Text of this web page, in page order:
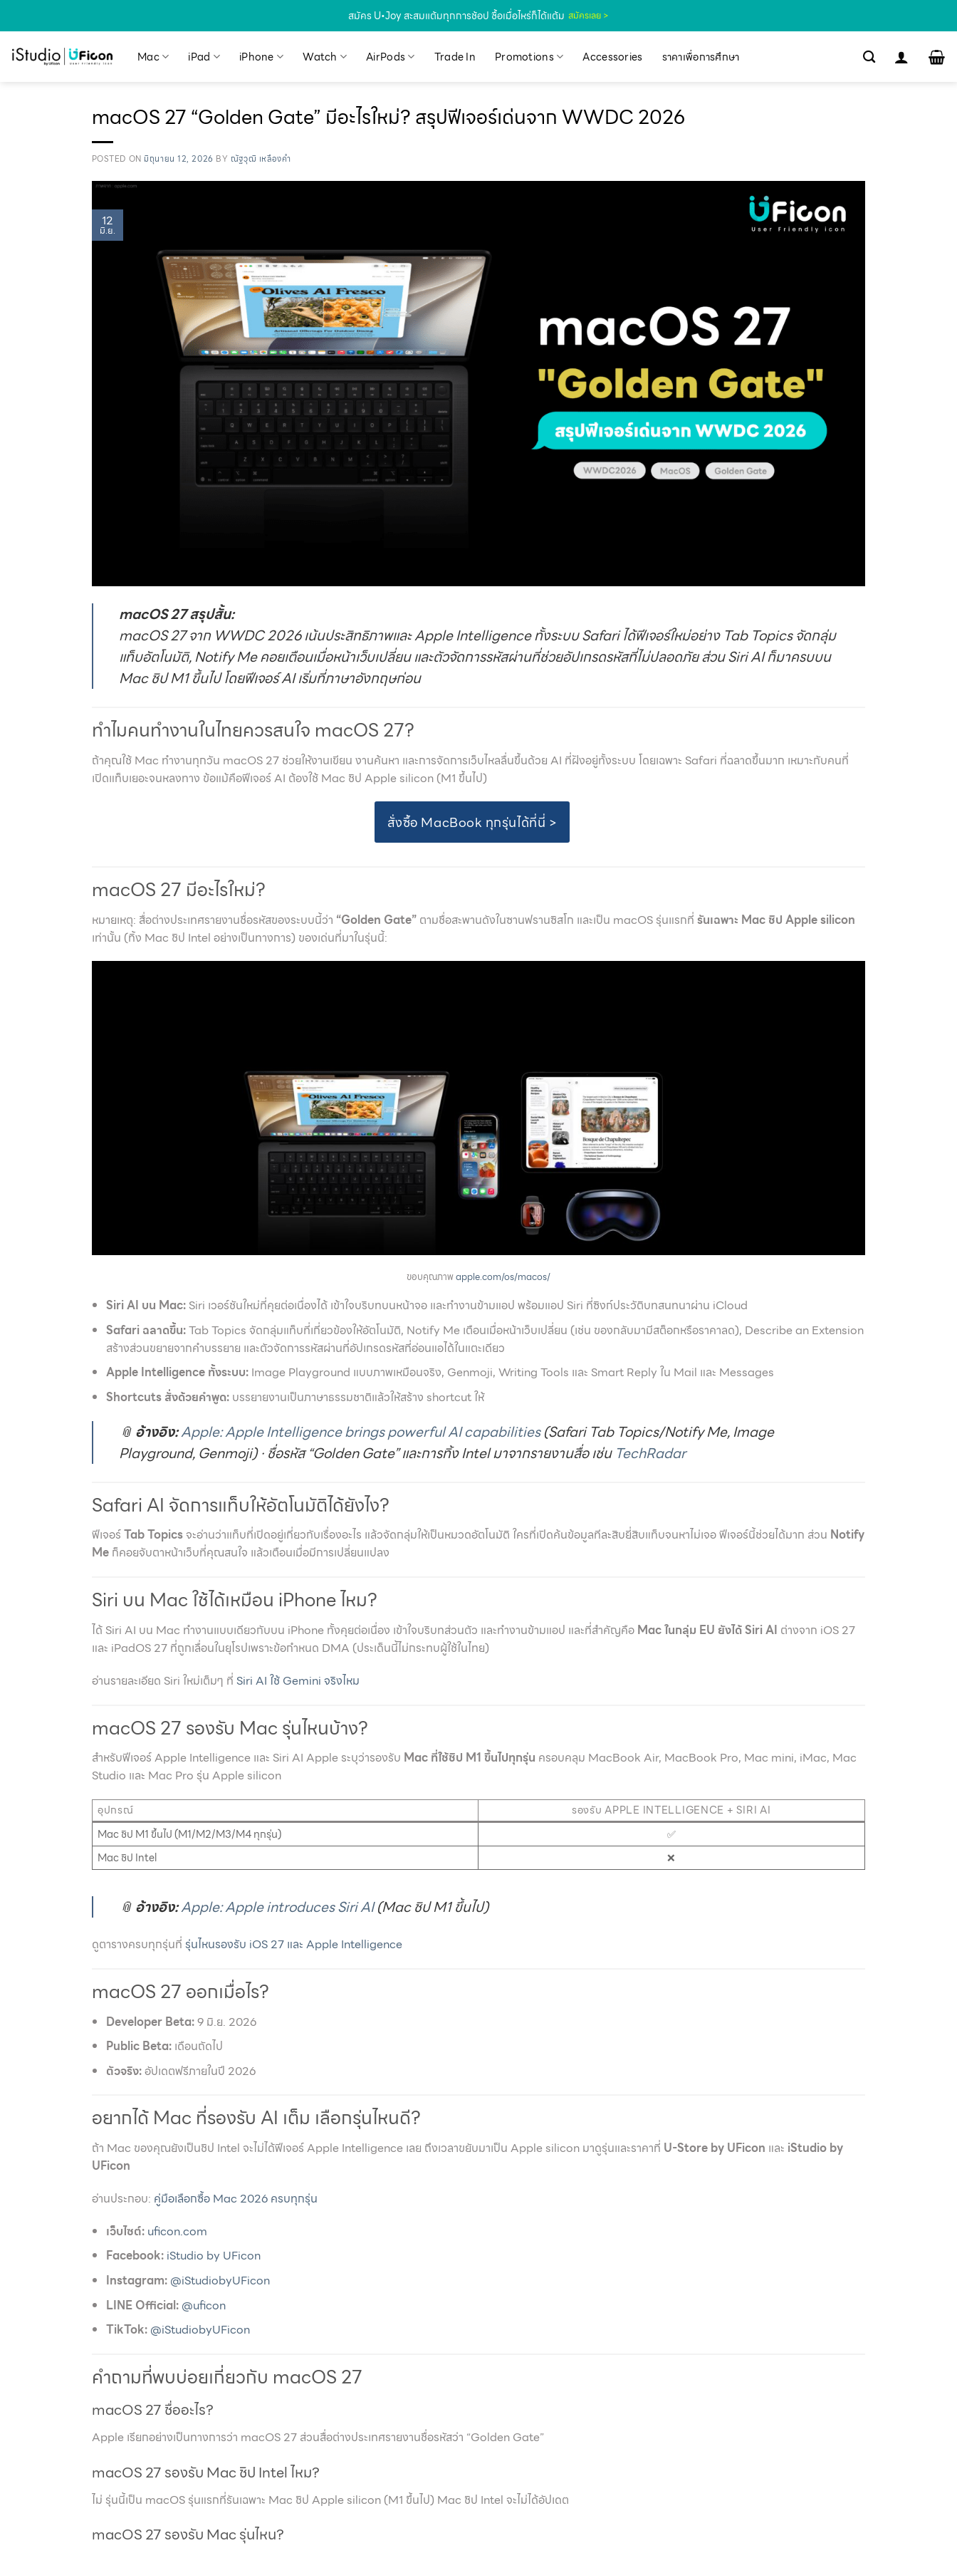
สมัคร U•Joy สะสมแต้มทุกการช้อป ซื้อเมื่อไหร่ก็ได้แต้ม สมัครเลย >
Mac iPad iPhone Watch AirPods Trade In Promotions Accessories ราคาเพื่อการศึกษา
macOS 27 “Golden Gate” มีอะไรใหม่? สรุปฟีเจอร์เด่นจาก WWDC 2026
POSTED ON มิถุนายน 12, 2026 BY ณัฐวุฒิ เหลืองคำ
12
มิ.ย.
macOS 27 สรุปสั้น:
macOS 27 จาก WWDC 2026 เน้นประสิทธิภาพและ Apple Intelligence ทั้งระบบ Safari ได้ฟีเจอร์ใหม่อย่าง Tab Topics จัดกลุ่ม
แท็บอัตโนมัติ, Notify Me คอยเตือนเมื่อหน้าเว็บเปลี่ยน และตัวจัดการรหัสผ่านที่ช่วยอัปเกรดรหัสที่ไม่ปลอดภัย ส่วน Siri AI ก็มาครบบน
Mac ชิป M1 ขึ้นไป โดยฟีเจอร์ AI เริ่มที่ภาษาอังกฤษก่อน
ทำไมคนทำงานในไทยควรสนใจ macOS 27?
ถ้าคุณใช้ Mac ทำงานทุกวัน macOS 27 ช่วยให้งานเขียน งานค้นหา และการจัดการเว็บไหลลื่นขึ้นด้วย AI ที่ฝังอยู่ทั้งระบบ โดยเฉพาะ Safari ที่ฉลาดขึ้นมาก เหมาะกับคนที่
เปิดแท็บเยอะจนหลงทาง ข้อแม้คือฟีเจอร์ AI ต้องใช้ Mac ชิป Apple silicon (M1 ขึ้นไป)
สั่งซื้อ MacBook ทุกรุ่นได้ที่นี่ >
macOS 27 มีอะไรใหม่?
หมายเหตุ: สื่อต่างประเทศรายงานชื่อรหัสของระบบนี้ว่า “Golden Gate” ตามชื่อสะพานดังในซานฟรานซิสโก และเป็น macOS รุ่นแรกที่ รันเฉพาะ Mac ชิป Apple silicon
เท่านั้น (ทิ้ง Mac ชิป Intel อย่างเป็นทางการ) ของเด่นที่มาในรุ่นนี้:
ขอบคุณภาพapple.com/os/macos/
Siri AI บน Mac: Siri เวอร์ชันใหม่ที่คุยต่อเนื่องได้ เข้าใจบริบทบนหน้าจอ และทำงานข้ามแอป พร้อมแอป Siri ที่ซิงก์ประวัติบทสนทนาผ่าน iCloud
Safari ฉลาดขึ้น:Tab Topics จัดกลุ่มแท็บที่เกี่ยวข้องให้อัตโนมัติ, Notify Me เตือนเมื่อหน้าเว็บเปลี่ยน (เช่น ของกลับมามีสต็อกหรือราคาลด), Describe an Extension
สร้างส่วนขยายจากคำบรรยาย และตัวจัดการรหัสผ่านที่อัปเกรดรหัสที่อ่อนแอได้ในแตะเดียว
Apple Intelligence ทั้งระบบ: Image Playground แบบภาพเหมือนจริง, Genmoji, Writing Tools และ Smart Reply ใน Mail และ Messages
Shortcuts สั่งด้วยคำพูด: บรรยายงานเป็นภาษาธรรมชาติแล้วให้สร้าง shortcut ให้
📎 อ้างอิง:Apple: Apple Intelligence brings powerful AI capabilities(Safari Tab Topics/Notify Me, Image
Playground, Genmoji) · ชื่อรหัส “Golden Gate” และการทิ้ง Intel มาจากรายงานสื่อ เช่น TechRadar
Safari AI จัดการแท็บให้อัตโนมัติได้ยังไง?
ฟีเจอร์Tab Topicsจะอ่านว่าแท็บที่เปิดอยู่เกี่ยวกับเรื่องอะไร แล้วจัดกลุ่มให้เป็นหมวดอัตโนมัติ ใครที่เปิดค้นข้อมูลทีละสิบยี่สิบแท็บจนหาไม่เจอ ฟีเจอร์นี้ช่วยได้มาก ส่วน Notify
Meก็คอยจับตาหน้าเว็บที่คุณสนใจ แล้วเตือนเมื่อมีการเปลี่ยนแปลง
Siri บน Mac ใช้ได้เหมือน iPhone ไหม?
ได้ Siri AI บน Mac ทำงานแบบเดียวกับบน iPhone ทั้งคุยต่อเนื่อง เข้าใจบริบทส่วนตัว และทำงานข้ามแอป และที่สำคัญคือ Mac ในกลุ่ม EU ยังได้ Siri AI ต่างจาก iOS 27
และ iPadOS 27 ที่ถูกเลื่อนในยุโรปเพราะข้อกำหนด DMA (ประเด็นนี้ไม่กระทบผู้ใช้ในไทย)
อ่านรายละเอียด Siri ใหม่เต็มๆ ที่ Siri AI ใช้ Gemini จริงไหม
macOS 27 รองรับ Mac รุ่นไหนบ้าง?
สำหรับฟีเจอร์ Apple Intelligence และ Siri AI Apple ระบุว่ารองรับ Mac ที่ใช้ชิป M1 ขึ้นไปทุกรุ่น ครอบคลุม MacBook Air, MacBook Pro, Mac mini, iMac, Mac
Studio และ Mac Pro รุ่น Apple silicon
อุปกรณ์
รองรับ APPLE INTELLIGENCE + SIRI AI
Mac ชิป M1 ขึ้นไป (M1/M2/M3/M4 ทุกรุ่น)
✅
Mac ชิป Intel
❌
📎 อ้างอิง:Apple: Apple introduces Siri AI(Mac ชิป M1 ขึ้นไป)
ดูตารางครบทุกรุ่นที่ รุ่นไหนรองรับ iOS 27 และ Apple Intelligence
macOS 27 ออกเมื่อไร?
Developer Beta:9 มิ.ย. 2026
Public Beta: เดือนถัดไป
ตัวจริง:อัปเดตฟรีภายในปี 2026
อยากได้ Mac ที่รองรับ AI เต็ม เลือกรุ่นไหนดี?
ถ้า Mac ของคุณยังเป็นชิป Intel จะไม่ได้ฟีเจอร์ Apple Intelligence เลย ถึงเวลาขยับมาเป็น Apple silicon มาดูรุ่นและราคาที่ U-Store by UFicon และ iStudio by
UFicon
อ่านประกอบ: คู่มือเลือกซื้อ Mac 2026 ครบทุกรุ่น
เว็บไซต์: uficon.com
Facebook: iStudio by UFicon
Instagram: @iStudiobyUFicon
LINE Official: @uficon
TikTok: @iStudiobyUFicon
คำถามที่พบบ่อยเกี่ยวกับ macOS 27
macOS 27 ชื่ออะไร?
Apple เรียกอย่างเป็นทางการว่า macOS 27 ส่วนสื่อต่างประเทศรายงานชื่อรหัสว่า “Golden Gate”
macOS 27 รองรับ Mac ชิป Intel ไหม?
ไม่ รุ่นนี้เป็น macOS รุ่นแรกที่รันเฉพาะ Mac ชิป Apple silicon (M1 ขึ้นไป) Mac ชิป Intel จะไม่ได้อัปเดต
macOS 27 รองรับ Mac รุ่นไหน?